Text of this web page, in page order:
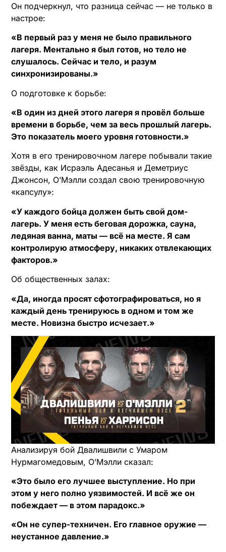
Он подчеркнул, что разница сейчас — не только в
настрое:
«В первый раз у меня не было правильного
лагеря. Ментально я был готов, но тело не
слушалось. Сейчас и тело, и разум
синхронизированы.»
О подготовке к борьбе:
«В один из дней этого лагеря я провёл больше
времени в борьбе, чем за весь прошлый лагерь.
Это показатель моего уровня готовности.»
Хотя в его тренировочном лагере побывали такие
звёзды, как Исраэль Адесанья и Деметриус
Джонсон, О’Мэлли создал свою тренировочную
«капсулу»:
«У каждого бойца должен быть свой дом-
лагерь. У меня есть беговая дорожка, сауна,
ледяная ванна, маты — всё на месте. Я сам
контролирую атмосферу, никаких отвлекающих
факторов.»
Об общественных залах:
«Да, иногда просят сфотографироваться, но я
каждый день тренируюсь в одном и том же
месте. Новизна быстро исчезает.»
Анализируя бой Двалишвили с Умаром
Нурмагомедовым, О’Мэлли сказал:
«Это было его лучшее выступление. Но при
этом у него полно уязвимостей. И всё же он
побеждает — в этом парадокс.»
«Он не супер-техничен. Его главное оружие —
неустанное давление.»